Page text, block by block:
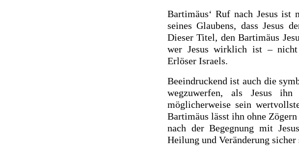
Bartimäus‘ Ruf nach Jesus
seines Glaubens, dass Jesus
Dieser Titel, den Bartimäus
wer Jesus wirklich ist – nicht
Erlöser Israels.
Beeindruckend ist auch die
wegzuwerfen, als Jesus
möglicherweise sein
Bartimäus lässt ihn ohne
nach der Begegnung mit
Heilung und Veränderung sicher